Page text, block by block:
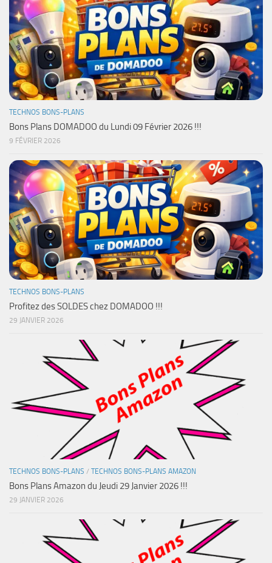
TECHNOS BONS-PLANS
Bons Plans DOMADOO du Lundi 09 Février 2026 !!!
9 FÉVRIER 2026
TECHNOS BONS-PLANS
Profitez des SOLDES chez DOMADOO !!!
29 JANVIER 2026
TECHNOS BONS-PLANS / TECHNOS BONS-PLANS AMAZON
Bons Plans Amazon du Jeudi 29 Janvier 2026 !!!
29 JANVIER 2026